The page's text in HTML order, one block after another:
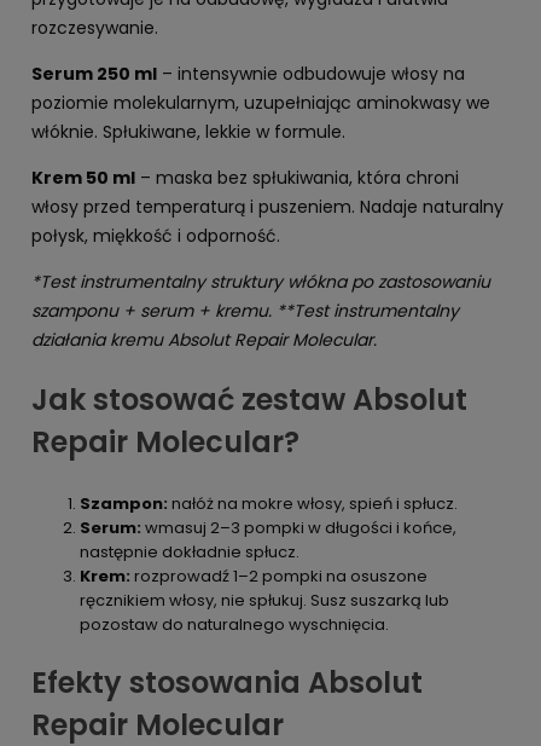
rozczesywanie.
Serum 250 ml – intensywnie odbudowuje włosy na
poziomie molekularnym, uzupełniając aminokwasy we
włóknie. Spłukiwane, lekkie w formule.
Krem 50 ml – maska bez spłukiwania, która chroni
włosy przed temperaturą i puszeniem. Nadaje naturalny
połysk, miękkość i odporność.
*Test instrumentalny struktury włókna po zastosowaniu
szamponu + serum + kremu. **Test instrumentalny
działania kremu Absolut Repair Molecular.
Jak stosować zestaw Absolut
Repair Molecular?
Szampon: nałóż na mokre włosy, spień i spłucz.
Serum: wmasuj 2–3 pompki w długości i końce,
następnie dokładnie spłucz.
Krem: rozprowadź 1–2 pompki na osuszone
ręcznikiem włosy, nie spłukuj. Susz suszarką lub
pozostaw do naturalnego wyschnięcia.
Efekty stosowania Absolut
Repair Molecular